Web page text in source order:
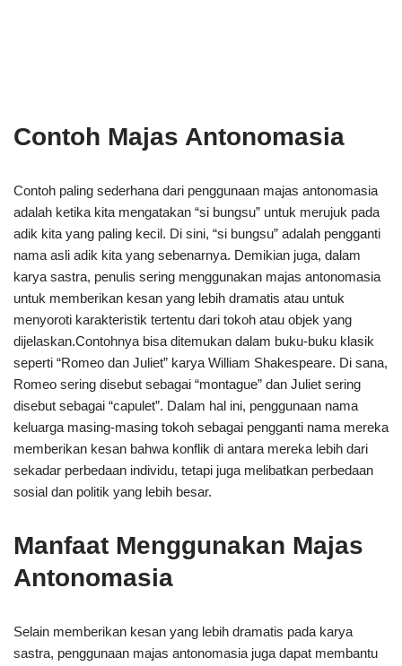
Contoh Majas Antonomasia
Contoh paling sederhana dari penggunaan majas antonomasia
adalah ketika kita mengatakan “si bungsu” untuk merujuk pada
adik kita yang paling kecil. Di sini, “si bungsu” adalah pengganti
nama asli adik kita yang sebenarnya. Demikian juga, dalam
karya sastra, penulis sering menggunakan majas antonomasia
untuk memberikan kesan yang lebih dramatis atau untuk
menyoroti karakteristik tertentu dari tokoh atau objek yang
dijelaskan.Contohnya bisa ditemukan dalam buku-buku klasik
seperti “Romeo dan Juliet” karya William Shakespeare. Di sana,
Romeo sering disebut sebagai “montague” dan Juliet sering
disebut sebagai “capulet”. Dalam hal ini, penggunaan nama
keluarga masing-masing tokoh sebagai pengganti nama mereka
memberikan kesan bahwa konflik di antara mereka lebih dari
sekadar perbedaan individu, tetapi juga melibatkan perbedaan
sosial dan politik yang lebih besar.
Manfaat Menggunakan Majas
Antonomasia
Selain memberikan kesan yang lebih dramatis pada karya
sastra, penggunaan majas antonomasia juga dapat membantu